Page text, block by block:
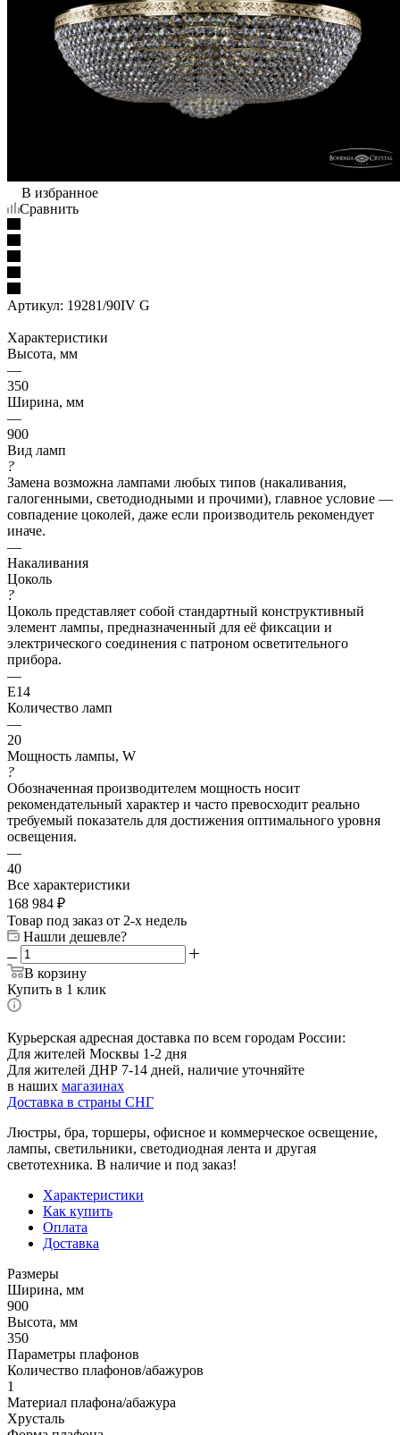
В избранное
Сравнить
Артикул: 19281/90IV G
Характеристики
Высота, мм
—
350
Ширина, мм
—
900
Вид ламп
?
Замена возможна лампами любых типов (накаливания,
галогенными, светодиодными и прочими), главное условие —
совпадение цоколей, даже если производитель рекомендует
иначе.
—
Накаливания
Цоколь
?
Цоколь представляет собой стандартный конструктивный
элемент лампы, предназначенный для её фиксации и
электрического соединения с патроном осветительного
прибора.
—
E14
Количество ламп
—
20
Мощность лампы, W
?
Обозначенная производителем мощность носит
рекомендательный характер и часто превосходит реально
требуемый показатель для достижения оптимального уровня
освещения.
—
40
Все характеристики
168 984 ₽
Товар под заказ от 2-х недель
Нашли дешевле?
В корзину
Купить в 1 клик
Курьерская адресная доставка по всем городам России:
Для жителей Москвы 1-2 дня
Для жителей ДНР 7-14 дней, наличие уточняйте
в наших магазинах
Доставка в страны СНГ
Люстры, бра, торшеры, офисное и коммерческое освещение,
лампы, светильники, светодиодная лента и другая
светотехника. В наличие и под заказ!
Характеристики
Как купить
Оплата
Доставка
Размеры
Ширина, мм
900
Высота, мм
350
Параметры плафонов
Количество плафонов/абажуров
1
Материал плафона/абажура
Хрусталь